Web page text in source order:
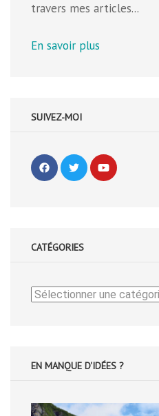
travers mes articles...
En savoir plus
SUIVEZ-MOI
CATÉGORIES
Catégories
EN MANQUE D'IDÉES ?